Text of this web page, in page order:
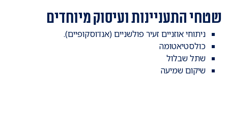
שטחי התעניינות ועיסוק מיוחדים
ניתוחי אוזניים זעיר פולשניים (אנדוסקופיים).
כולסטיאטומה
שתל שבלול
שיקום שמיעה